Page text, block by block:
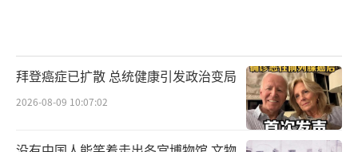
拜登癌症已扩散 总统健康引发政治变局
2026-08-09 10:07:02